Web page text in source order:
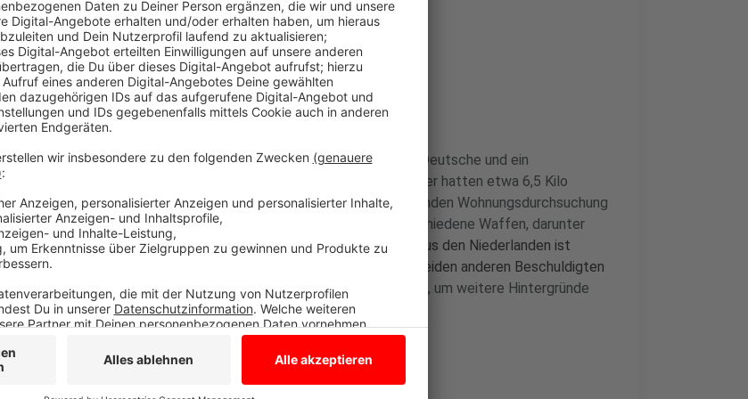
Festnahmen und Sicherstellungen
Anzeige
Laut Polizei wurden auf einem Parkplatz an der Grünstiege zwei Deutsche und ein
Niederländer festgenommen, die alle in Gronau wohnen. Die Männer hatten etwa 6,5 Kilo
Amphetamin und zwei Einhandmesser bei sich. Bei der anschließenden Wohnungsdurchsuchung
fanden die Beamten weitere 13 Kilo Drogen, 2500 Euro und verschiedene Waffen, darunter
eine Machete und ein Druckluft-Sturmgewehr.Der Verdächtige aus den Niederlanden ist
polizeibekannt und sitzt mittlerweile in Untersuchungshaft. Die beiden anderen Beschuldigten
sind wieder auf freiem Fuß.Die Ermittlungen der Polizei dauern an, um weitere Hintergründe
und mögliche Verbindungen aufzudecken.